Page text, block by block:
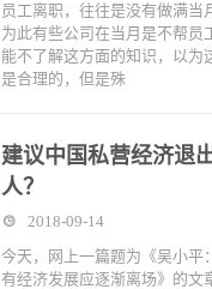
员工离职，往往是没有做满当
为此有些公司在当月是不帮员
能不了解这方面的知识，以为
是合理的，但是殊
建议中国私营经济退
人？
2018-09-14
今天，网上一篇题为《吴小平
有经济发展应逐渐离场》的文